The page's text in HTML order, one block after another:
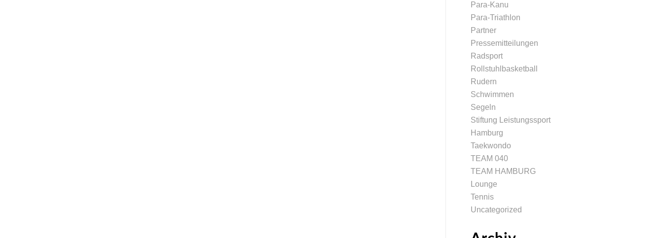
Para-Kanu
Para-Triathlon
Partner
Pressemitteilungen
Radsport
Rollstuhlbasketball
Rudern
Schwimmen
Segeln
Stiftung Leistungssport
Hamburg
Taekwondo
TEAM 040
TEAM HAMBURG
Lounge
Tennis
Uncategorized